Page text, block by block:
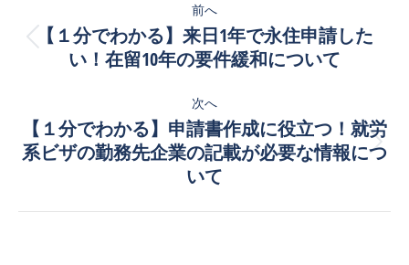
稿
ゲ
シ
前へ
前
の
稿:
【１分でわかる】来日1年で永住申請した
い！在留10年の要件緩和について
次へ
次
の
投
稿:
【１分でわかる】申請書作成に役立つ！就労
系ビザの勤務先企業の記載が必要な情報につ
いて